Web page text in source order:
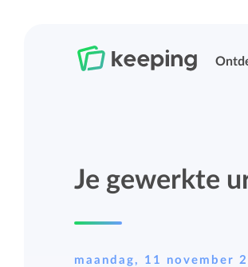
Eenvoudig overal je
Projecten en
Eenvoudig overal je
Rittenregistratie
Je gewerkte
maandag, 11 november